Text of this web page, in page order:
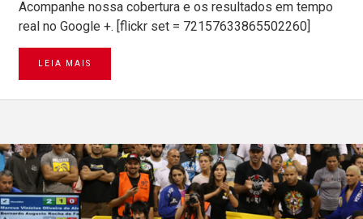
Acompanhe nossa cobertura e os resultados em tempo
real no Google +. [flickr set = 72157633865502260]
LEIA MAIS